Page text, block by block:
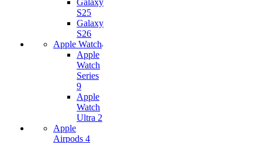
Galaxy
S25
Galaxy
S26
Apple Watch
Apple
Watch
Series
9
Apple
Watch
Ultra 2
Apple
Airpods 4